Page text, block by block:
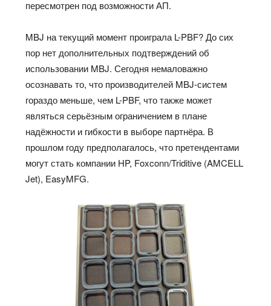
пересмотрен под возможности АП.
MBJ на текущий момент проиграла L-PBF? До сих
пор нет дополнительных подтверждений об
использовании MBJ. Сегодня немаловажно
осознавать то, что производителей MBJ-систем
гораздо меньше, чем L-PBF, что также может
являться серьёзным ограничением в плане
надёжности и гибкости в выборе партнёра. В
прошлом году предполагалось, что претендентами
могут стать компании HP, Foxconn/Triditive (AMCELL
Jet), EasyMFG.